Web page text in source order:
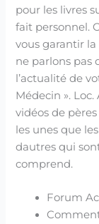
pour les livres
fait personnel.
vous garantir
ne parlons pas
l’actualité de
Médecin ».
vidéos de
les unes que
dautres qui
comprend.
Forum